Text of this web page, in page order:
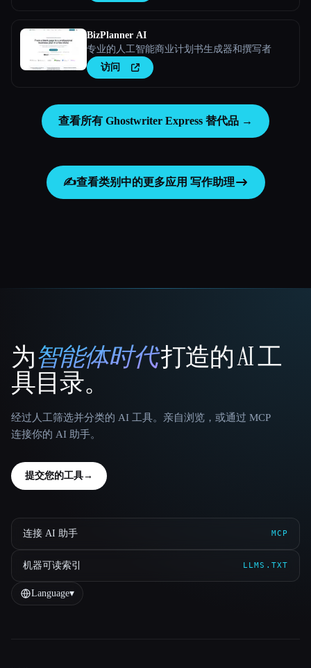
BizPlanner AI
专业的人工智能商业计划书生成器和撰写者
访问
查看所有 Ghostwriter Express 替代品 →
✍️查看类别中的更多应用 写作助理
That AI Collection
为智能体时代打造的 AI 工
具目录。
经过人工筛选并分类的 AI 工具。亲自浏览，或通过 MCP
连接你的 AI 助手。
提交您的工具→
连接 AI 助手 MCP
机器可读索引 LLMS.TXT
Language▾